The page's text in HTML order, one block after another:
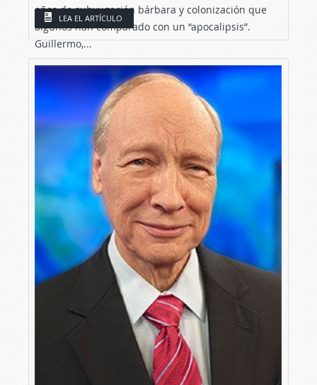
años de subyugación bárbara y colonización que
algunos han comparado con un “apocalipsis”.
Guillermo,...
LEA EL ARTÍCULO